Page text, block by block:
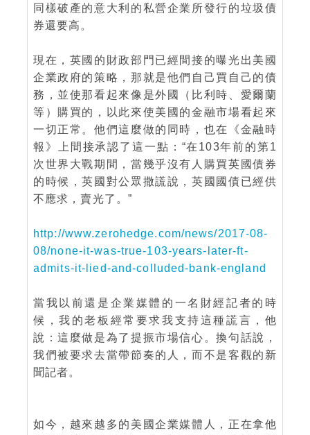
同樣破產的意大利的私營企業所發行的垃圾債
券還要高。
現在，英國的財政部門已經間接的曝光出美國
企業政府的策略，那就是他們自己買自己的債
務，並使那看起來像是外國（比利時、愛爾蘭
等）購買的，以此來使美國的金融市場看起來
一切正常。他們這麼做的同時，也在《金融時
報》上間接承認了這一點：“在103年前的第1
次世界大戰期間，當幾乎沒有人購買英國債券
的時候，英國對公眾撒謊說，英國國債已經供
不應求，賣光了。”
http://www.zerohedge.com/news/2017-08-
08/none-it-was-true-103-years-later-ft-
admits-it-lied-and-colluded-bank-england
當我以前還是企業媒體的一名財經記者的時
候，我的老板經常要求我支持這種謊言，他
說：這麼做是為了提振市場信心。換句話說，
我們被要求去當帶節奏的人，而不是客觀的新
聞記者。
如今，越來越多的美國企業媒體人，正在拿他